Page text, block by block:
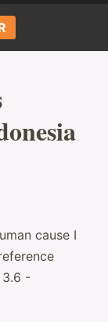
cause I
3.6 -